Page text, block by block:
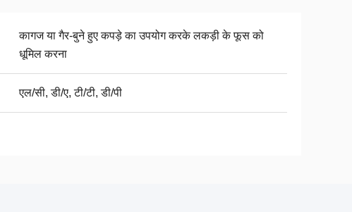
कागज या गैर-बुने हुए कपड़े का उपयोग करके लकड़ी के फूस को
धूमिल करना
एल/सी, डी/ए, टी/टी, डी/पी